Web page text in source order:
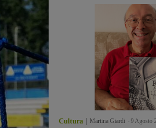
Cultura Martina Giardi 9 Agosto